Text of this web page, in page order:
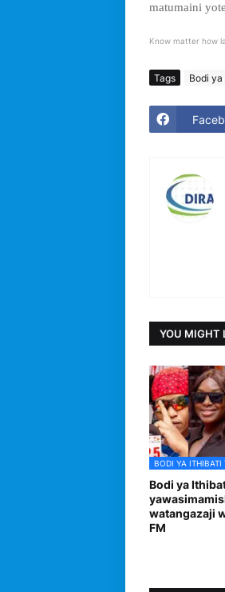
matumaini
Know matter how
Tags Bodi
YOU MIGHT
BODI YA ITHIBATI
Bodi ya
watangazaji
FM